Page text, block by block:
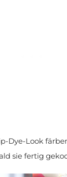
Dye-Look
sie fertig